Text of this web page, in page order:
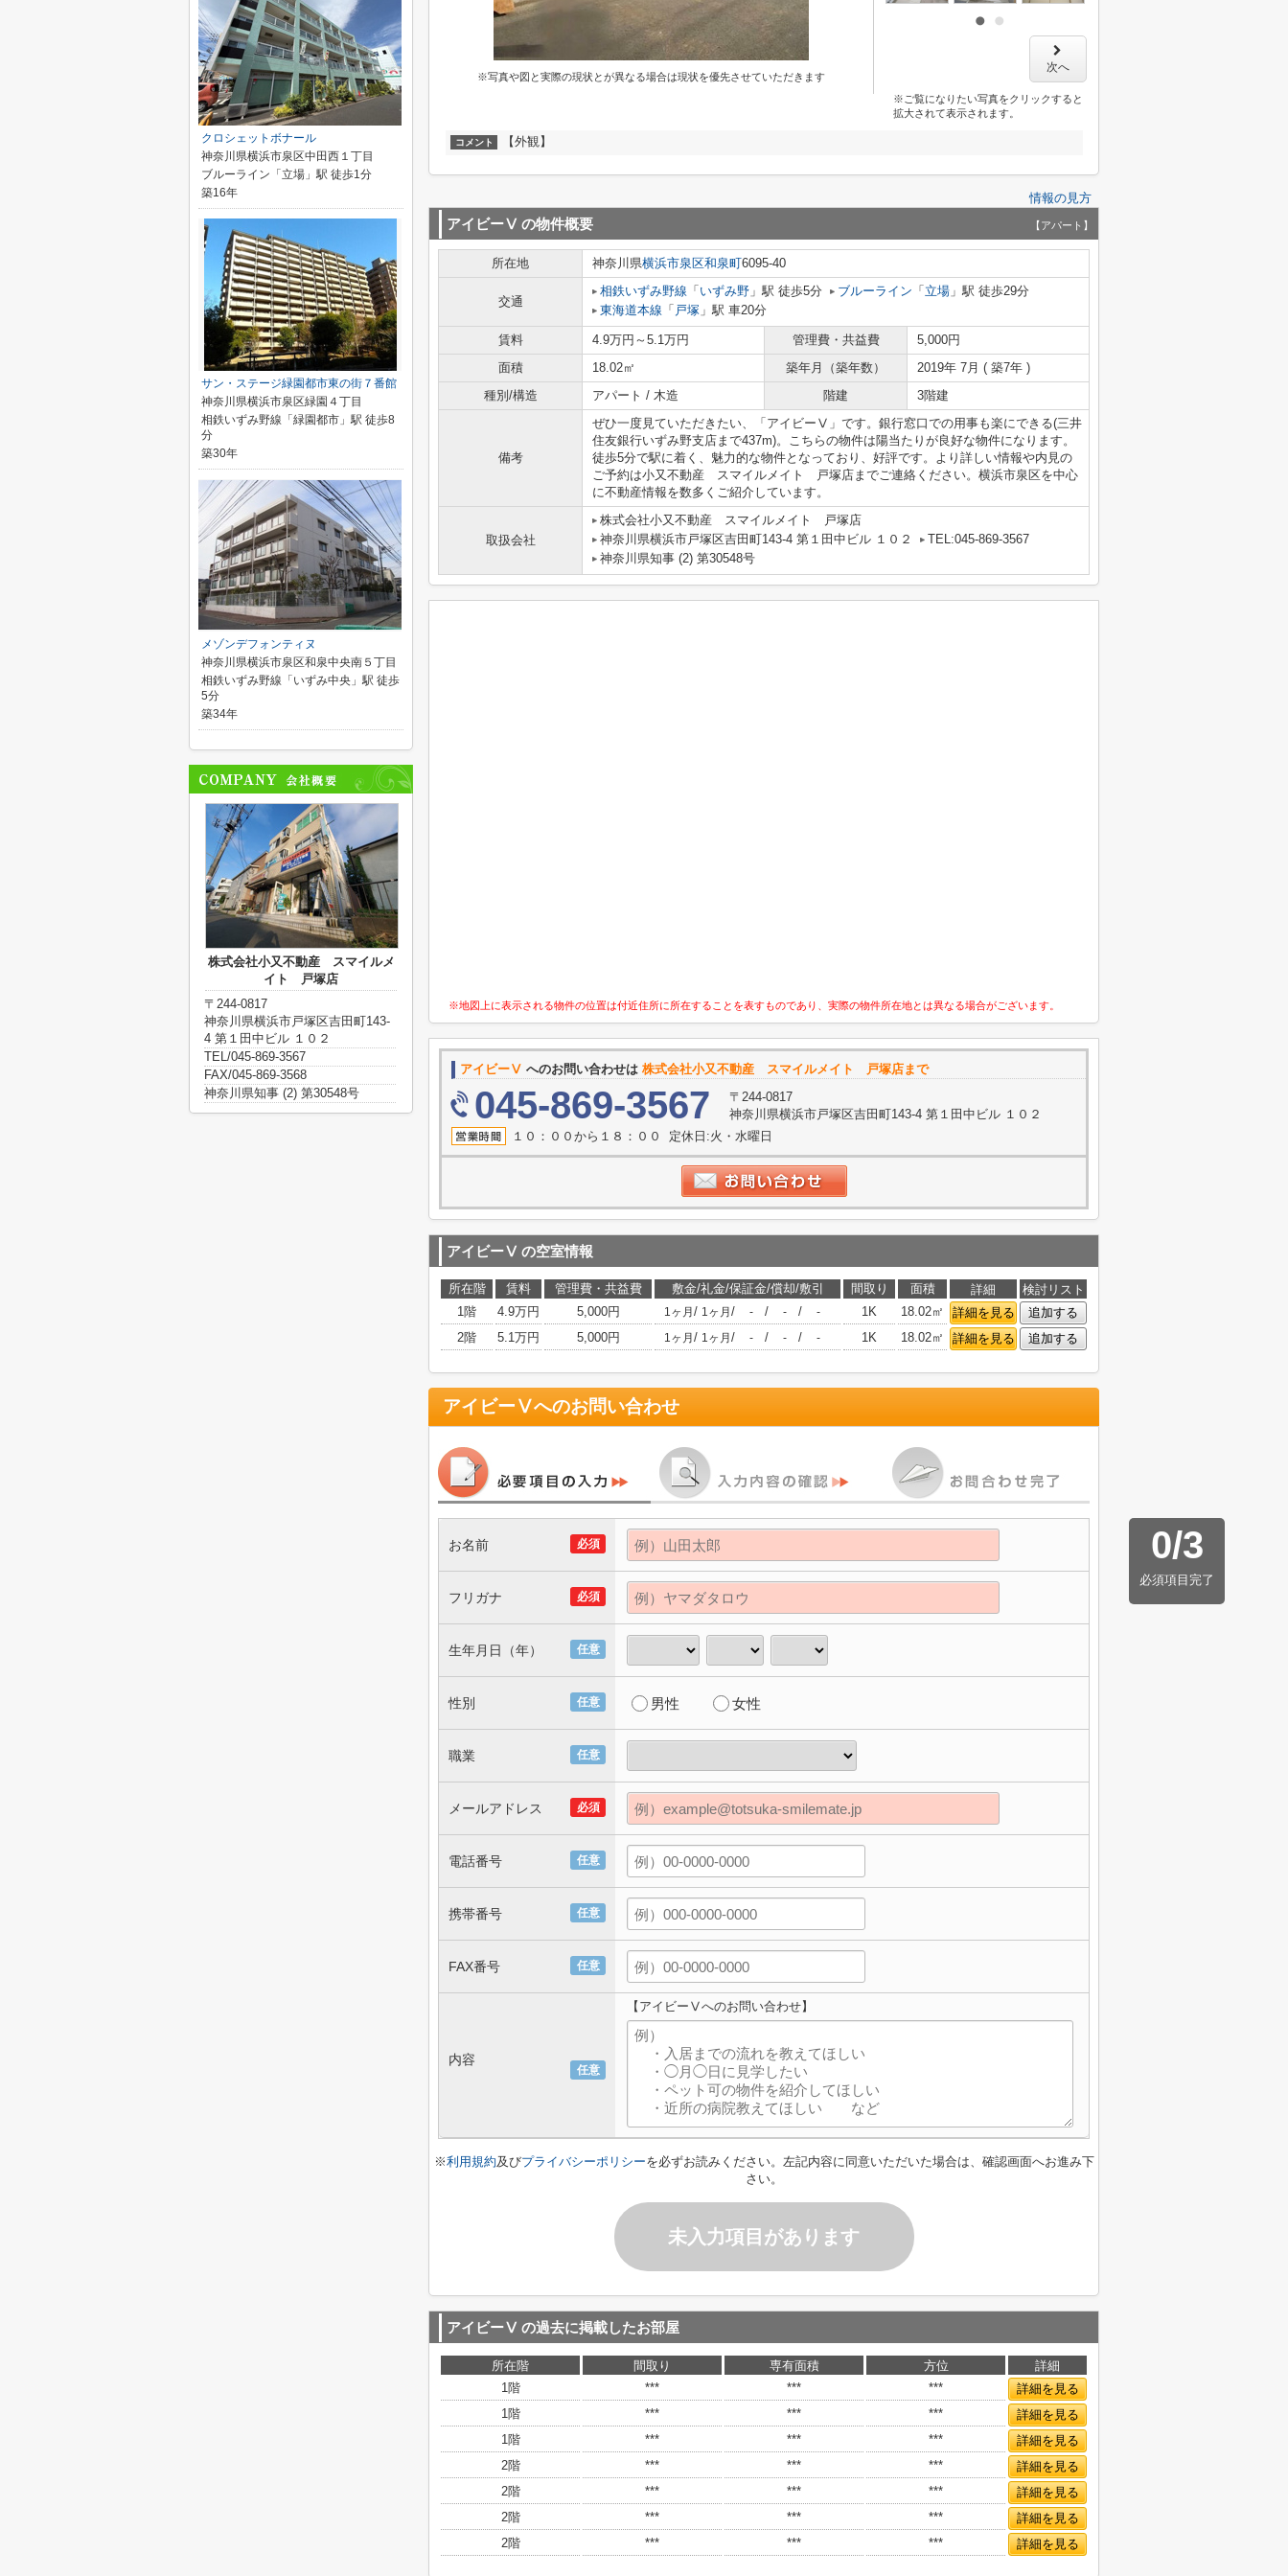
※写真や図と実際の現状とが異なる場合は現状を優先させていただきます
次へ
※ご覧になりたい写真をクリックすると
拡大されて表示されます。
コメント 【外観】
情報の見方
アイビーⅤ の物件概要 【アパート】
所在地 神奈川県横浜市泉区和泉町6095-40
交通
相鉄いずみ野線 「 いずみ野 」駅 徒歩5分 ブルーライン 「 立場 」駅 徒歩29分
東海道本線 「 戸塚 」駅 車20分
賃料 4.9万円～5.1万円 管理費・共益費
5,000円
面積
18.02㎡ 築年月（築年数）
2019年 7月 ( 築7年 )
種別/構造
アパート / 木造 階建 3階建
備考
ぜひ一度見ていただきたい、「アイビーⅤ」です。銀行窓口での用事も楽にできる(三井
住友銀行いずみ野支店まで437m)。こちらの物件は陽当たりが良好な物件になります。
徒歩5分で駅に着く、魅力的な物件となっており、好評です。より詳しい情報や内見の
ご予約は小又不動産 スマイルメイト 戸塚店までご連絡ください。横浜市泉区を中心
に不動産情報を数多くご紹介しています。
取扱会社
株式会社小又不動産 スマイルメイト 戸塚店
神奈川県横浜市戸塚区吉田町143-4 第１田中ビル １０２
TEL:045-869-3567
神奈川県知事 (2) 第30548号
※地図上に表示される物件の位置は付近住所に所在することを表すものであり、実際の物件所在地とは異なる場合がございます。
アイビーⅤ へのお問い合わせは 株式会社小又不動産 スマイルメイト 戸塚店まで
045-869-3567
〒244-0817
神奈川県横浜市戸塚区吉田町143-4 第１田中ビル １０２
１０：００から１８：００ 定休日:火・水曜日
アイビーⅤ の空室情報
所在階 賃料 管理費・共益費 敷金/礼金/保証金/償却/敷引 間取り 面積 詳細
検討リスト
1階
4.9万円 5,000円 1ヶ月 / 1ヶ月 / - / - / - 1K 18.02㎡ 詳細を見る
追加する
2階
5.1万円 5,000円 1ヶ月 / 1ヶ月 / - / - / - 1K 18.02㎡ 詳細を見る 追加する
アイビーⅤへのお問い合わせ
0/3
必須項目完了
必須
お名前
必須
フリガナ
任意
生年月日（年）
任意
性別 男性 女性
任意
職業
必須
メールアドレス
任意
電話番号
任意
携帯番号
任意
FAX番号
任意
内容
【アイビーⅤへのお問い合わせ】
※利用規約及びプライバシーポリシーを必ずお読みください。左記内容に同意いただいた場合は、確認画面へお進み下
さい。
未入力項目があります
アイビーⅤ の過去に掲載したお部屋
所在階 間取り 専有面積 方位
詳細
1階
*** *** ***
詳細を見る
1階
*** *** ***
詳細を見る
1階
*** *** ***
詳細を見る
2階
*** *** ***
詳細を見る
2階
*** *** ***
詳細を見る
2階
*** *** ***
詳細を見る
2階
*** *** *** 詳細を見る
クロシェットボナール
神奈川県横浜市泉区中田西１丁目
ブルーライン「立場」駅 徒歩1分
築16年
サン・ステージ緑園都市東の街７番館
神奈川県横浜市泉区緑園４丁目
相鉄いずみ野線「緑園都市」駅 徒歩8
分
築30年
メゾンデフォンティヌ
神奈川県横浜市泉区和泉中央南５丁目
相鉄いずみ野線「いずみ中央」駅 徒歩
5分
築34年
株式会社小又不動産 スマイルメ
イト 戸塚店
〒244-0817
神奈川県横浜市戸塚区吉田町143-
4 第１田中ビル １０２
TEL/045-869-3567
FAX/045-869-3568
神奈川県知事 (2) 第30548号